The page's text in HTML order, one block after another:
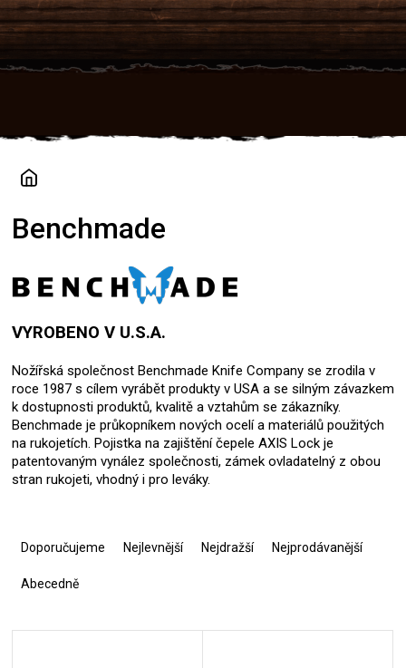
Přejít
na
obsah
Benchmade
VYROBENO V U.S.A.
Nožířská společnost Benchmade Knife Company se zrodila v
roce 1987 s cílem vyrábět produkty v USA a se silným závazkem
k dostupnosti produktů, kvalitě a vztahům se zákazníky.
Benchmade je průkopníkem nových ocelí a materiálů použitých
na rukojetích. Pojistka na zajištění čepele AXIS Lock je
patentovaným vynález společnosti, zámek ovladatelný z obou
stran rukojeti, vhodný i pro leváky.
í
Doporučujeme Nejlevnější Nejdražší Nejprodávanější
Abecedně